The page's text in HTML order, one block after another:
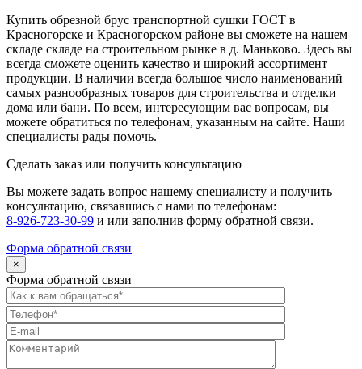
Купить обрезной брус транспортной сушки ГОСТ в
Красногорске и Красногорском районе вы сможете на нашем
складе складе на строительном рынке в д. Маньково. Здесь вы
всегда сможете оценить качество и широкий ассортимент
продукции. В наличии всегда большое число наименований
самых разнообразных товаров для строительства и отделки
дома или бани. По всем, интересующим вас вопросам, вы
можете обратиться по телефонам, указанным на сайте. Наши
специалисты рады помочь.
Сделать заказ или получить консультацию
Вы можете задать вопрос нашему специалисту и получить
консультацию, связавшись с нами по телефонам:
8-926-723-30-99 и или заполнив форму обратной связи.
Форма обратной связи
×
Форма обратной связи
Оставьте
это
поле
пустым.